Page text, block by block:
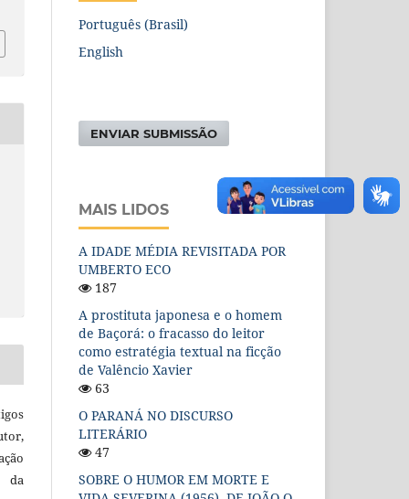
da
Português (Brasil)
English
ENVIAR SUBMISSÃO
MAIS LIDOS
A IDADE MÉDIA REVISITADA POR
UMBERTO ECO
187
A prostituta japonesa e o homem
de Baçorá: o fracasso do leitor
como estratégia textual na ficção
de Valêncio Xavier
63
O PARANÁ NO DISCURSO
LITERÁRIO
47
SOBRE O HUMOR EM MORTE E